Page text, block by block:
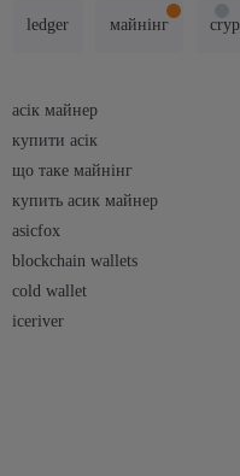
ledger майнінг
асік майнер
купити асік
що таке майнінг
купить асик майнер
asicfox
blockchain wallets
cold wallet
iceriver